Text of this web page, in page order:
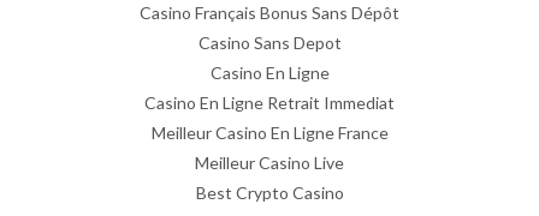
Casino Français Bonus Sans Dépôt
Casino Sans Depot
Casino En Ligne
Casino En Ligne Retrait Immediat
Meilleur Casino En Ligne France
Meilleur Casino Live
Best Crypto Casino